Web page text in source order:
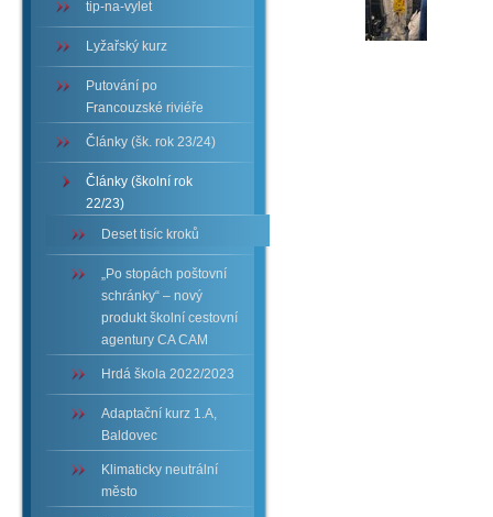
tip-na-vylet
Lyžařský kurz
Putování po
Francouzské riviéře
Články (šk. rok 23/24)
Články (školní rok
22/23)
Deset tisíc kroků
„Po stopách poštovní
schránky“ – nový
produkt školní cestovní
agentury CA CAM
Hrdá škola 2022/2023
Adaptační kurz 1.A,
Baldovec
Klimaticky neutrální
město